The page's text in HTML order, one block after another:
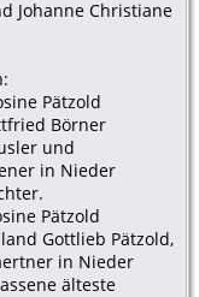
Johanne Christiane
Pätzold
Börner
und
in Nieder
Pätzold
Gottlieb Pätzold,
in Nieder
älteste